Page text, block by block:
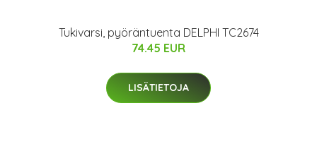
Tukivarsi, pyöräntuenta DELPHI TC2674
74.45 EUR
LISÄTIETOJA